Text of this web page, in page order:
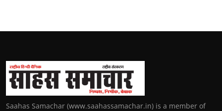
Saahas Samachar (www.saahassamachar.in) is a member of